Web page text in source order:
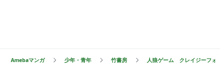
Amebaマンガ 少年・青年 竹書房 人狼ゲーム クレイジーフォ